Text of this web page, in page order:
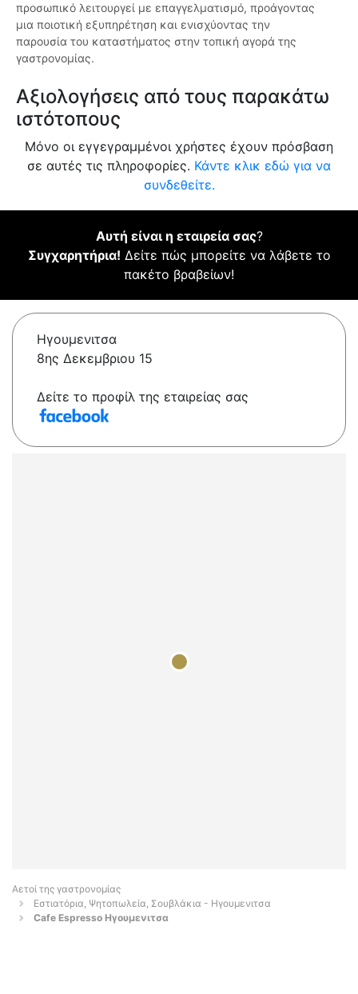
προσωπικό λειτουργεί με επαγγελματισμό, προάγοντας
μια ποιοτική εξυπηρέτηση και ενισχύοντας την
παρουσία του καταστήματος στην τοπική αγορά της
γαστρονομίας.
Αξιολογήσεις από τους παρακάτω
ιστότοπους
Μόνο οι εγγεγραμμένοι χρήστες έχουν πρόσβαση
σε αυτές τις πληροφορίες. Κάντε κλικ εδώ για να
συνδεθείτε.
Αυτή είναι η εταιρεία σας?
Συγχαρητήρια! Δείτε πώς μπορείτε να λάβετε το
πακέτο βραβείων!
Ηγουμενιτσα
8ης Δεκεμβριου 15
Δείτε το προφίλ της εταιρείας σας
Αετοί της γαστρονομίας
Εστιατόρια, Ψητοπωλεία, Σουβλάκια - Ηγουμενιτσα
Cafe Espresso Ηγουμενιτσα